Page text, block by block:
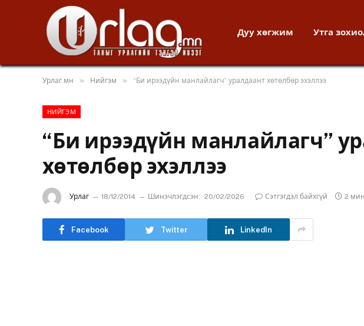
Дуу хөгжим Утга
Урлаг.мн » Нийгэм » “Би ирээдүйн манлайлагч” уралдаант хөтөлбөр эхэллээ
НИЙГЭМ
“Би ирээдүйн манлайлагч”
хөтөлбөр эхэллээ
Урлаг 18/12/2014 Шинэчлэгдсэн: 20/02/2026 Сэтгэгдэл байхгүй 2
Facebook Twitter LinkedIn